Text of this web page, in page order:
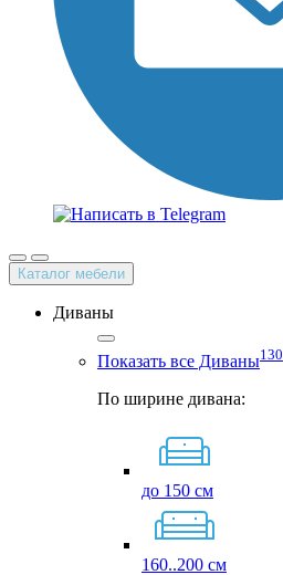
Каталог мебели
Диваны
Показать все Диваны130
По ширине дивана:
до 150 см
160..200 см